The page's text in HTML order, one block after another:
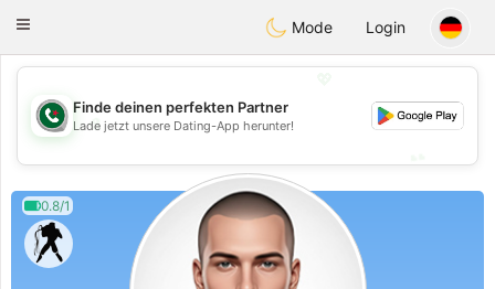
Weshrak
Toggle
Mode Login
💖
💕
Finde deinen perfekten Partner
Lade jetzt unsere Dating-App herunter!
0.8/1